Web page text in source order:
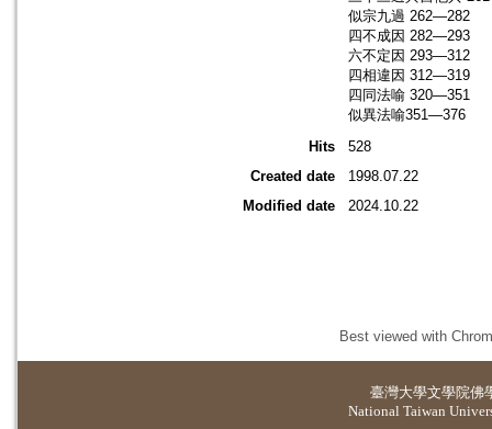
似宗九過 262—282
四不成因 282—293
六不定因 293—312
四相違因 312—319
四同法喻 320—351
似異法喻351—376
Hits
528
Created date
1998.07.22
Modified date
2024.10.22
Best viewed with
臺灣大學文學院佛
National Taiwan